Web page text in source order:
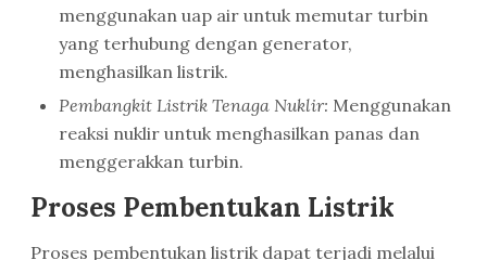
menggunakan uap air untuk memutar turbin
yang terhubung dengan generator,
menghasilkan listrik.
Pembangkit Listrik Tenaga Nuklir: Menggunakan
reaksi nuklir untuk menghasilkan panas dan
menggerakkan turbin.
Proses Pembentukan Listrik
Proses pembentukan listrik dapat terjadi melalui